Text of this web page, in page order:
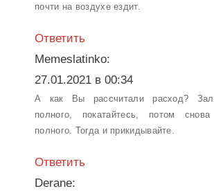
почти на воздухе ездит.
Ответить
Memeslatinko:
27.01.2021 в 00:34
А как Вы рассчитали расход?
полного, покатайтесь, потом
полного. Тогда и прикидывайте.
Ответить
Derane: